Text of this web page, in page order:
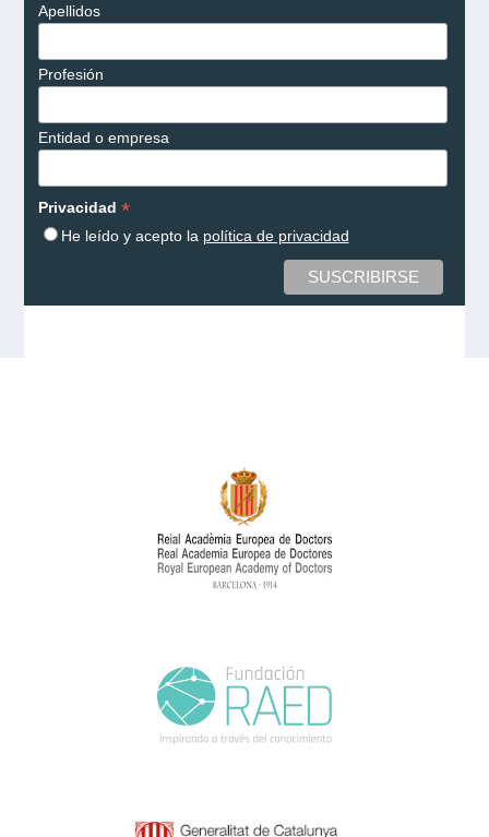
Apellidos
Profesión
Entidad o empresa
Privacidad *
He leído y acepto la política de privacidad